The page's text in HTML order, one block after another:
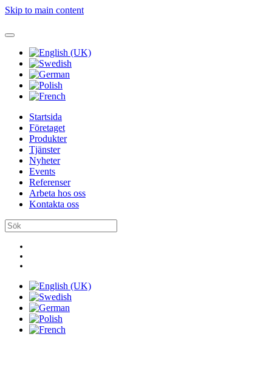
Skip to main content
Startsida
Företaget
Produkter
Tjänster
Nyheter
Events
Referenser
Arbeta hos oss
Kontakta oss